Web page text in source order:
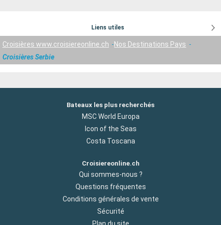
Liens utiles
Croisières www.croisiereonline.ch
Nos Destinations Pays
Croisières Serbie
Bateaux les plus recherchés
MSC World Europa
Icon of the Seas
Costa Toscana
Croisiereonline.ch
Qui sommes-nous ?
Questions fréquentes
Conditions générales de vente
Sécurité
Plan du site